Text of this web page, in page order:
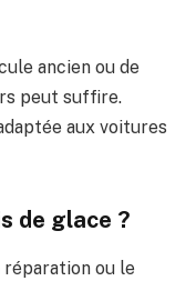
ancien ou de
peut suffire.
aux voitures
de glace ?
ou le